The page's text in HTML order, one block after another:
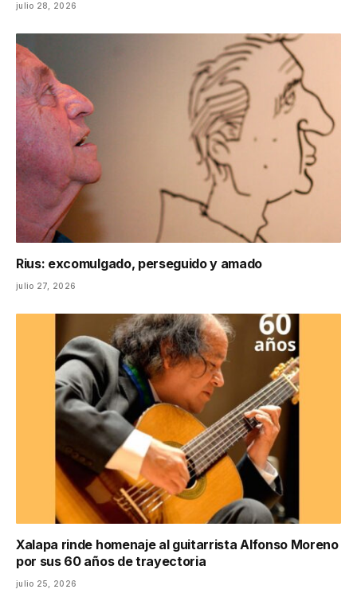
julio 28, 2026
Rius: excomulgado, perseguido y amado
julio 27, 2026
Xalapa rinde homenaje al guitarrista Alfonso Moreno
por sus 60 años de trayectoria
julio 25, 2026